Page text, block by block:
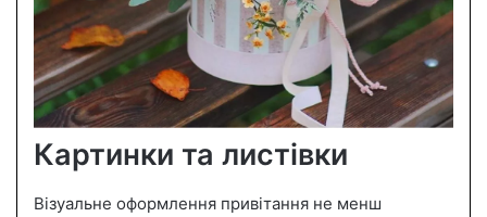
Картинки та листівки
Візуальне оформлення привітання не менш